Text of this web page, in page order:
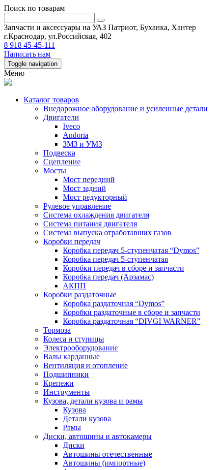
Поиск по товарам
Запчасти и аксессуары на УАЗ Патриот, Буханка, Хантер
г.Краснодар, ул.Российская, 402
8 918 45-45-111
Написать нам
Toggle navigation
Меню
Каталог товаров
Внедорожное оборудование и усиленные детали
Двигатели
Iveco
Andoria
ЗМЗ и УМЗ
Подвеска
Сцепление
Мосты
Мост передний
Мост задний
Мост редукторный
Рулевое управление
Система охлаждения двигателя
Система питания двигателя
Система выпуска отработавших газов
Коробки передач
Коробка передач 5-ступенчатая “Dymos”
Коробка передач 5-ступенчатая
Коробки передач в сборе и запчасти
Коробка передач (Арзамас)
АКПП
Коробки раздаточные
Коробка раздаточная “Dymos”
Коробки раздаточные в сборе и запчасти
Коробка раздаточная “DIVGI WARNER”
Тормоза
Колеса и ступицы
Электрооборудование
Валы карданные
Вентиляция и отопление
Подшипники
Крепежи
Инструменты
Кузова, детали кузова и рамы
Кузова
Детали кузова
Рамы
Диски, автошины и автокамеры
Диски
Автошины отечественные
Автошины (импортные)